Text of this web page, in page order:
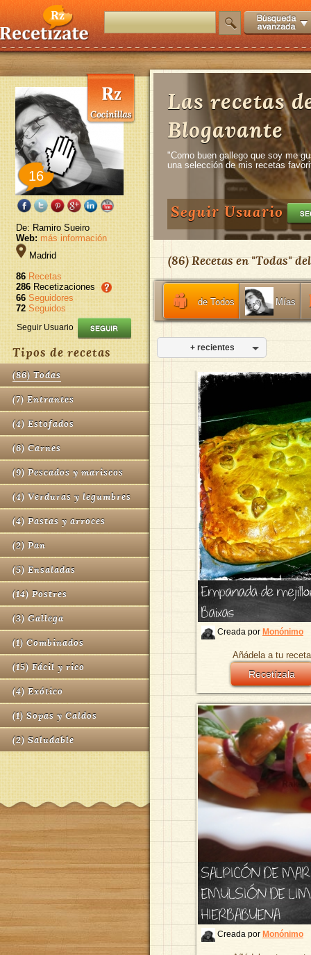
16
De: Ramiro Sueiro
Web: más información
Madrid
86 Recetas
286Recetizaciones
66 Seguidores
72 Seguidos
Seguir Usuario
Tipos de recetas
(86) Todas
(7) Entrantes
(4) Estofados
(6) Carnes
(9) Pescados y mariscos
(4) Verduras y legumbres
(4) Pastas y arroces
(2) Pan
(5) Ensaladas
(14) Postres
(3) Gallega
(1) Combinados
(15) Fácil y rico
(4) Exótico
(1) Sopas y Caldos
(2) Saludable
Las recetas
Blogavante
"Como buen gallego que soy me
una selección de mis recetas
Seguir Usuario
(86) Recetas en "Todas"
de Todos Mías
+ recientes
Empanada de
Baixas
Creada por Monónimo
Añádela a tu
Recetízala
SALPICÓN DE
EMULSIÓN DE
HIERBABUENA
Creada por Monónimo